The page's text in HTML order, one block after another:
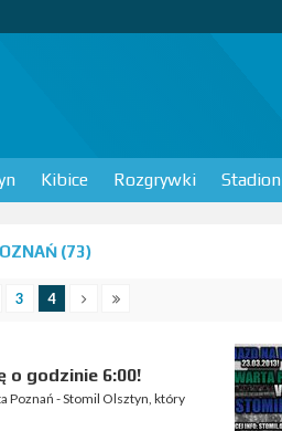
Kibice Rozgrywki Stadion
(73)
3 4
o godzinie 6:00!
Poznań - Stomil Olsztyn, który